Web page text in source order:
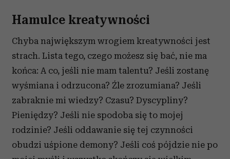
Hamulce kreatywności
Chyba największym wrogiem kreatywności jest
strach. Lista tego, czego możesz się bać, nie ma
końca: A co, jeśli nie mam talentu? Jeśli zostanę
wyśmiana i odrzucona? Źle zrozumiana? Jeśli
zabraknie mi wiedzy? Czasu? Dyscypliny?
Pieniędzy? Jeśli nie spodoba się to mojej
rodzinie? Jeśli oddawanie się tej czynności
obudzi uśpione demony? Jeśli coś pójdzie nie po